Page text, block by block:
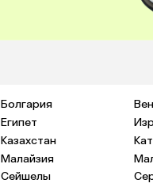
Болгария
Египет
Казахстан
Малайзия
Сейшелы